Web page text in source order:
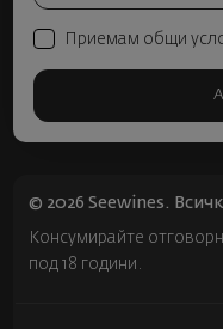
Приемам общи
© 2026 Seewines.
Консумирайте
под 18 години.